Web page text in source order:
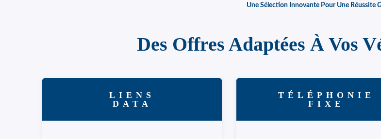
Une Sélection Innovante Pour Une Réussite
Des Offres Adaptées À Vos
LIENS
DATA
TÉLÉPHONIE
FIXE